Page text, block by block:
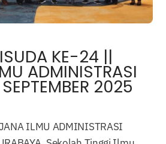
KE-24 ||
ADMINISTRASI
2025
ILMU ADMINISTRASI